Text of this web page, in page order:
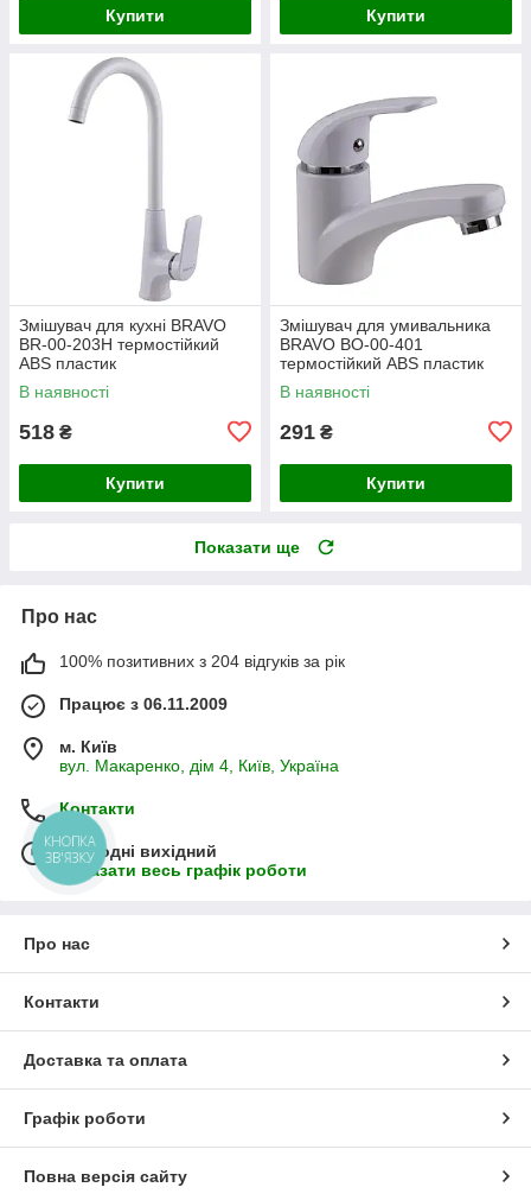
Купити Купити
Змішувач для кухні BRAVO
BR-00-203H термостійкий
ABS пластик
В наявності
518 ₴
Купити
Змішувач для умивальника
BRAVO BO-00-401
термостійкий ABS пластик
В наявності
291 ₴
Купити
Показати ще
Про нас
100% позитивних з 204 відгуків за рік
Працює з 06.11.2009
м. Київ
вул. Макаренко, дім 4, Київ, Україна
Контакти
Сьогодні вихідний
Показати весь графік роботи
Про нас
Контакти
Доставка та оплата
Графік роботи
Повна версія сайту
КНОПКА
ЗВ'ЯЗКУ